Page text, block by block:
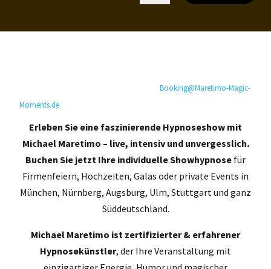
Wirkung für die Zukunft mit einer E-Mail anBooking@Maretimo-Magic-
Moments.de
Erleben Sie eine faszinierende Hypnoseshow mit
Michael Maretimo – live, intensiv und unvergesslich.
Buchen Sie jetzt Ihre individuelle Showhypnose für
Firmenfeiern, Hochzeiten, Galas oder private Events in
München, Nürnberg, Augsburg, Ulm, Stuttgart und ganz
Süddeutschland.
Michael Maretimo ist zertifizierter & erfahrener
Hypnosekünstler, der Ihre Veranstaltung mit